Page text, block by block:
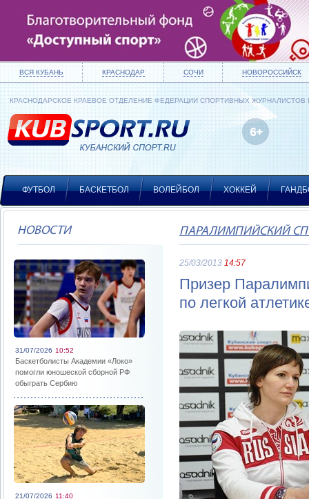
ВСЯ КУБАНЬ КРАСНОДАР СОЧИ НОВОРОССИЙСК
КРАСНОДАРСКОЕ КРАЕВОЕ ОТДЕЛЕНИЕ ФЕДЕРАЦИИ СПОРТИВНЫХ ЖУРНАЛИСТОВ
ФУТБОЛ БАСКЕТБОЛ ВОЛЕЙБОЛ ХОККЕЙ
НОВОСТИ
31/07/2026 10:52
Баскетболисты Академии «Локо»
помогли юношеской сборной РФ
обыграть Сербию
21/07/2026 11:40
ПАРАЛИМПИЙСКИЙ
25/03/2013 14:57
Призер
по легкой